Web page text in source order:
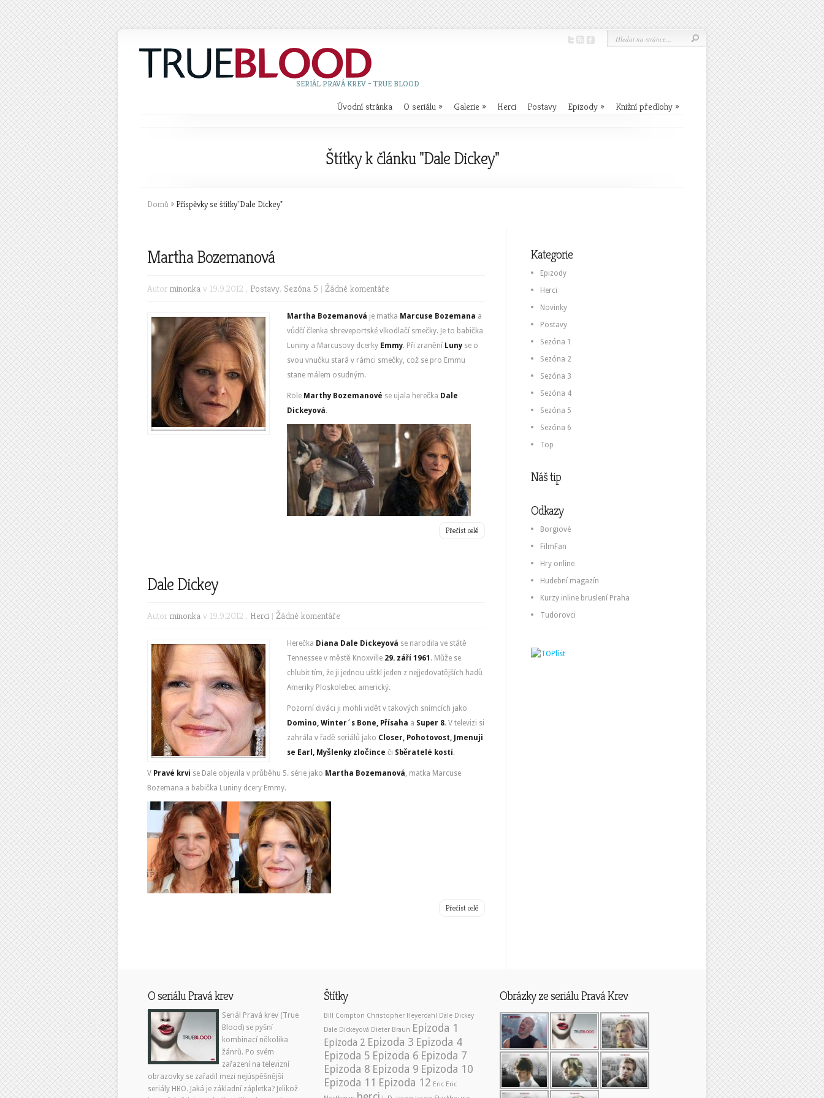
SERIÁL PRAVÁ KREV – TRUE BLOOD
Úvodní stránka O seriálu » Galerie » Herci Postavy Epizody » Knižní předlohy »
Štítky k článku "Dale Dickey"
Domů » Příspěvky se štítky"Dale Dickey"
Martha Bozemanová
Autor minonka v 19.9.2012 , Postavy, Sezóna 5 | Žádné komentáře
Martha Bozemanová je matka Marcuse Bozemana a
vůdčí členka shreveportské vlkodlačí smečky. Je to babička
Luniny a Marcusovy dcerky Emmy. Při zranění Luny se o
svou vnučku stará v rámci smečky, což se pro Emmu
stane málem osudným.
Role Marthy Bozemanové se ujala herečka Dale
Dickeyová.
Přečíst celé
Dale Dickey
Autor minonka v 19.9.2012 , Herci | Žádné komentáře
Herečka Diana Dale Dickeyová se narodila ve státě
Tennessee v městě Knoxville 29. září 1961 . Může se
chlubit tím, že ji jednou uštkl jeden z nejjedovatějších hadů
Ameriky Ploskolebec americký.
Pozorní diváci ji mohli vidět v takových snímcích jako
Domino, Winter´s Bone, Přísaha a Super 8. V televizi si
zahrála v řadě seriálů jako Closer, Pohotovost, Jmenuji
se Earl, Myšlenky zločince či Sběratelé kostí.
V Pravé krvi se Dale objevila v průběhu 5. série jako Martha Bozemanová, matka Marcuse
Bozemana a babička Luniny dcery Emmy.
Přečíst celé
Kategorie
Epizody
Herci
Novinky
Postavy
Sezóna 1
Sezóna 2
Sezóna 3
Sezóna 4
Sezóna 5
Sezóna 6
Top
Náš tip
Odkazy
Borgiové
FilmFan
Hry online
Hudební magazín
Kurzy inline bruslení Praha
Tudorovci
O seriálu Pravá krev
Seriál Pravá krev (True
Blood) se pyšní
kombinací několika
žánrů. Po svém
zařazení na televizní
obrazovky se zařadil mezi nejúspěšnější
seriály HBO. Jaká je základní zápletka? Jelikož
Štítky
Bill Compton Christopher Heyerdahl Dale Dickey
Dale Dickeyová Dieter Braun Epizoda 1
Epizoda 2 Epizoda 3 Epizoda 4
Epizoda 5 Epizoda 6 Epizoda 7
Epizoda 8 Epizoda 9 Epizoda 10
Epizoda 11 Epizoda 12 Eric Eric
Obrázky ze seriálu Pravá Krev